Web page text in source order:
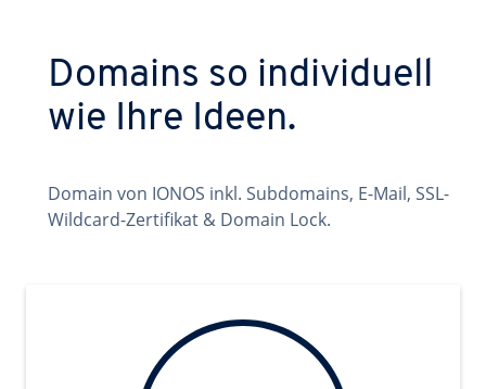
Domains so individuell
wie Ihre Ideen.
Domain von IONOS inkl. Subdomains, E-Mail, SSL-
Wildcard-Zertifikat & Domain Lock.